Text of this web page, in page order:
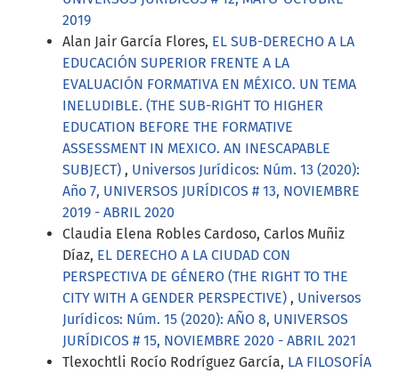
2019
Alan Jair García Flores, EL SUB-DERECHO A LA
EDUCACIÓN SUPERIOR FRENTE A LA
EVALUACIÓN FORMATIVA EN MÉXICO. UN TEMA
INELUDIBLE. (THE SUB-RIGHT TO HIGHER
EDUCATION BEFORE THE FORMATIVE
ASSESSMENT IN MEXICO. AN INESCAPABLE
SUBJECT) , Universos Jurídicos: Núm. 13 (2020):
Año 7, UNIVERSOS JURÍDICOS # 13, NOVIEMBRE
2019 - ABRIL 2020
Claudia Elena Robles Cardoso, Carlos Muñiz
Díaz, EL DERECHO A LA CIUDAD CON
PERSPECTIVA DE GÉNERO (THE RIGHT TO THE
CITY WITH A GENDER PERSPECTIVE) , Universos
Jurídicos: Núm. 15 (2020): AÑO 8, UNIVERSOS
JURÍDICOS # 15, NOVIEMBRE 2020 - ABRIL 2021
Tlexochtli Rocío Rodríguez García, LA FILOSOFÍA